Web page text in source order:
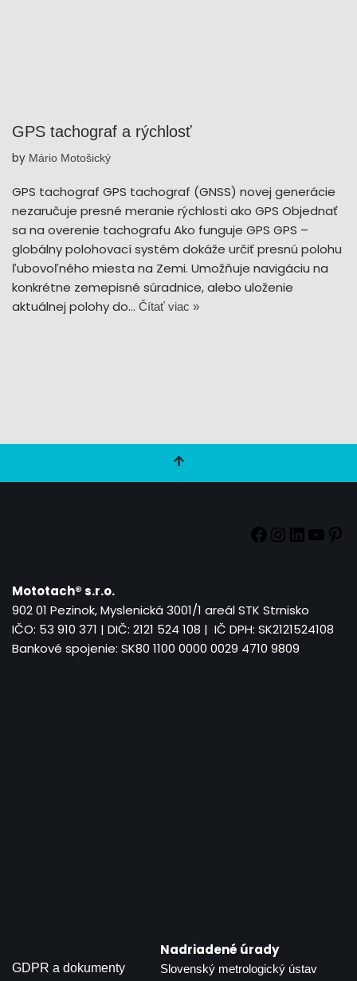
GPS tachograf a rýchlosť
by Mário Motošický
GPS tachograf GPS tachograf (GNSS) novej generácie
nezaručuje presné meranie rýchlosti ako GPS Objednať
sa na overenie tachografu Ako funguje GPS GPS –
globálny polohovací systém dokáže určiť presnú polohu
ľubovoľného miesta na Zemi. Umožňuje navigáciu na
konkrétne zemepisné súradnice, alebo uloženie
aktuálnej polohy do… Čítať viac »
Mototach®s.r.o.
902 01 Pezinok, Myslenická 3001/1 areál STK Strnisko
IČO: 53 910 371 | DIČ: 2121 524 108 | IČ DPH: SK2121524108
Bankové spojenie: SK80 1100 0000 0029 4710 9809
GDPR a dokumenty
Nadriadené úrady
Slovenský metrologický ústav